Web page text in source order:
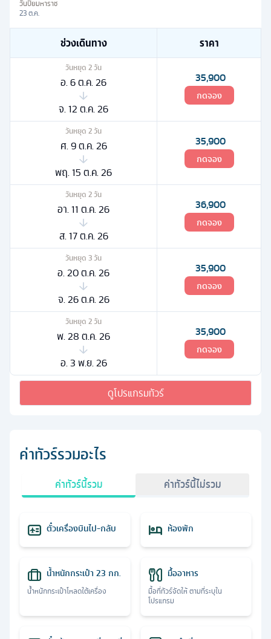
วันปิยมหาราช
23 ต.ค.
ช่วงเดินทาง ราคา
วันหยุด 2วัน
อ. 6 ต.ค. 26
จ. 12 ต.ค. 26
35,900
กดจอง
วันหยุด 2วัน
ศ. 9 ต.ค. 26
พฤ. 15 ต.ค. 26
35,900
กดจอง
วันหยุด 2วัน
อา. 11 ต.ค. 26
ส. 17 ต.ค. 26
36,900
กดจอง
วันหยุด 3วัน
อ. 20 ต.ค. 26
จ. 26 ต.ค. 26
35,900
กดจอง
วันหยุด 2วัน
พ. 28 ต.ค. 26
อ. 3 พ.ย. 26
35,900
กดจอง
ดูโปรแกรมทัวร์
ค่าทัวร์รวมอะไร
ค่าทัวร์นี้รวม ค่าทัวร์นี้ไม่รวม
ตั๋วเครื่องบินไป-กลับ ห้องพัก
น้ำหนักกระเป๋า 23 กก.
น้ำหนักกระเป๋าโหลดใต้เครื่อง
มื้ออาหาร
มื้อที่ทัวร์จัดให้ ตามที่ระบุใน
โปรแกรม